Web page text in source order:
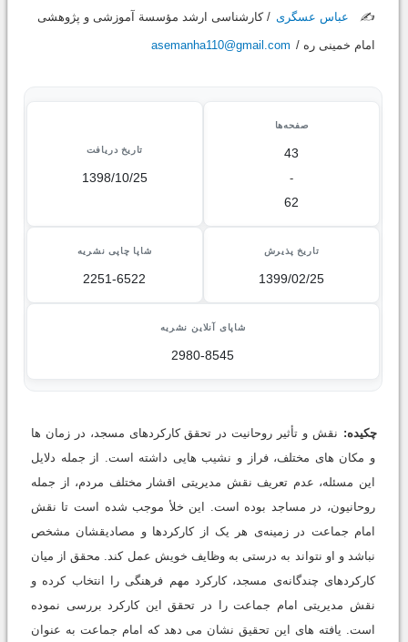
✍️
عباس عسگری / کارشناسی ارشد مؤسسة آموزشی و پژوهشی
امام خمینی ره / asemanha110@gmail.com
صفحه‌ها
43
-
62
تاریخ دریافت
1398/10/25
تاریخ پذیرش
1399/02/25
شاپا چاپی نشریه
2251-6522
شاپای آنلاین نشریه
2980-8545
چکیده: نقش و تأثیر روحانیت در تحقق کارکردهای مسجد، در زمان ها
و مکان های مختلف، فراز و نشیب هایی داشته است. از جمله دلایل
این مسئله، عدم تعریف نقش مدیریتی اقشار مختلف مردم، از جمله
روحانیون، در مساجد بوده است. این خلأ موجب شده است تا نقش
امام جماعت در زمینه‌ی هر یک از کارکردها و مصادیقشان مشخص
نباشد و او نتواند به درستی به وظایف خویش عمل کند. محقق از میان
کارکردهای چندگانه‌ی مسجد، کارکرد مهم فرهنگی را انتخاب کرده و
نقش مدیریتی امام جماعت را در تحقق این کارکرد بررسی نموده
است. یافته های این تحقیق نشان می دهد که امام جماعت به عنوان